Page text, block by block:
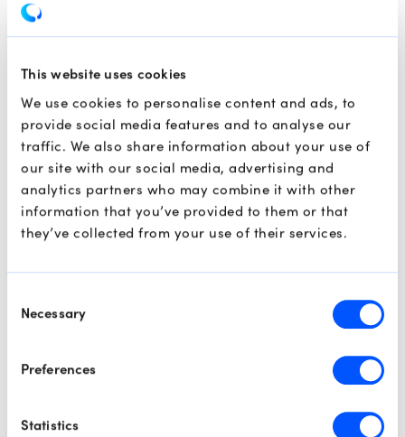
This website uses cookies
We use cookies to personalise content and ads, to
provide social media features and to analyse our
traffic. We also share information about your use of
our site with our social media, advertising and
analytics partners who may combine it with other
information that you’ve provided to them or that
they’ve collected from your use of their services.
Selection
Necessary
Preferences
Statistics
Готовы начать